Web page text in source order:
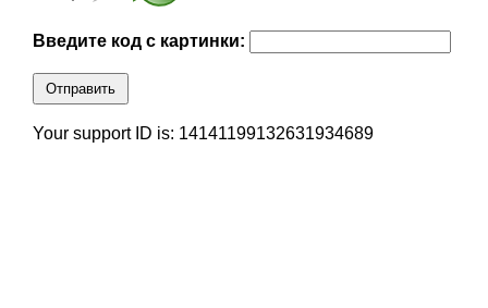
Введите код с картинки:
Отправить
Your support ID is: 14141199132631934689